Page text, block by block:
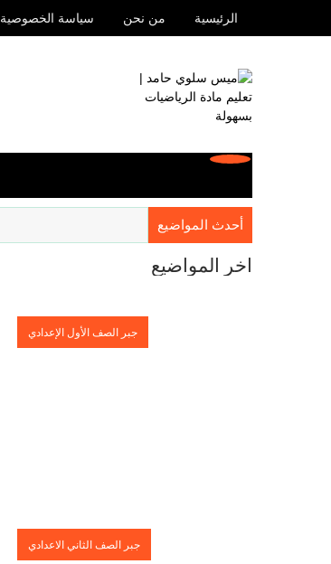
الرئيسية من نحن سياسة الخصوصية
أحدث المواضيع
آخر المواضيع
جبر الصف الأول الإعدادي
جبر الصف الثاني الاعدادي